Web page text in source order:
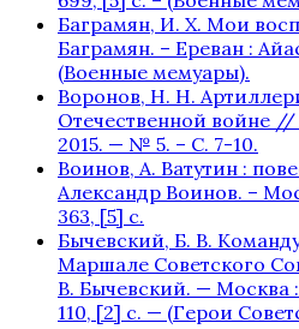
Баграмян, И. Х. Мои
Баграмян. – Ереван :
(Военные мемуары).
Воронов, Н. Н.
Отечественной войне
2015. — № 5. – С. 7-10.
Воинов, А. Ватутин :
Александр Воинов. –
363, [5] с.
Бычевский, Б. В.
Маршале Советского
В. Бычевский. — Москва
110, [2] с. — (Герои